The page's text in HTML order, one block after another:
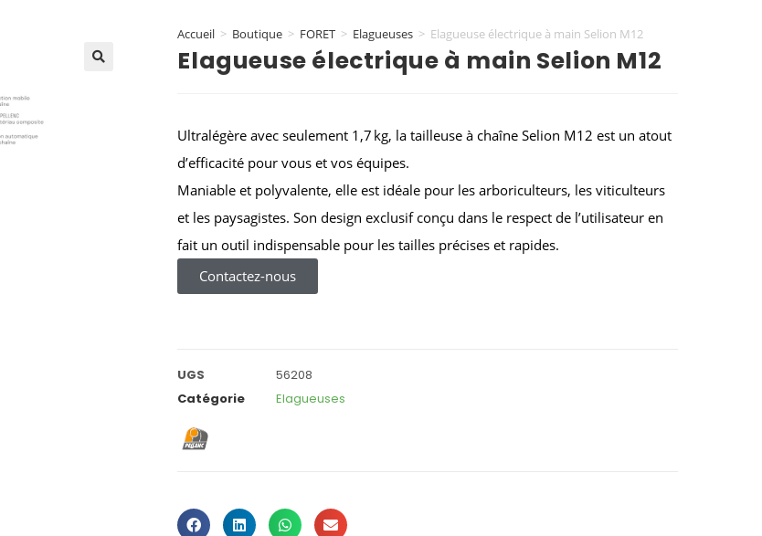
Accueil > Boutique > FORET > Elagueuses > Elagueuse électrique à main Selion M12
Elagueuse électrique à main Selion M12
Ultralégère avec seulement 1,7 kg, la tailleuse à chaîne Selion M12 est un atout
d’efficacité pour vous et vos équipes.
Maniable et polyvalente, elle est idéale pour les arboriculteurs, les viticulteurs
et les paysagistes. Son design exclusif conçu dans le respect de l’utilisateur en
fait un outil indispensable pour les tailles précises et rapides.
Contactez-nous
UGS
56208
Catégorie
Elagueuses